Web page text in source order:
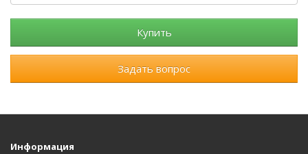
Купить
Задать вопрос
Информация